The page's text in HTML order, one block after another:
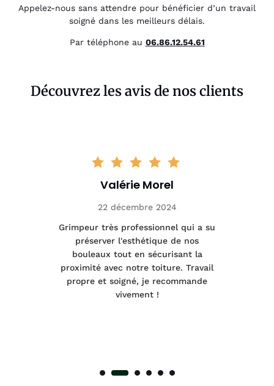
Appelez-nous sans attendre pour bénéficier d’un travail
soigné dans les meilleurs délais.
Par téléphone au 06.86.12.54.61
Découvrez les avis de nos clients
Valérie Morel
22 décembre 2024
Grimpeur très professionnel qui a su
préserver l'esthétique de nos
bouleaux tout en sécurisant la
proximité avec notre toiture. Travail
propre et soigné, je recommande
vivement !